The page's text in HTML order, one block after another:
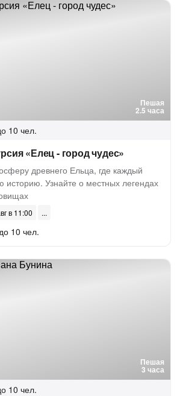
Пешая
2.5 часа
10 чел.
«Елец - город чудес»
древнего Ельца, где каждый
историю. Узнайте о местных легендах
в 11:00
10 чел.
Пешая
3 часа
10 чел.